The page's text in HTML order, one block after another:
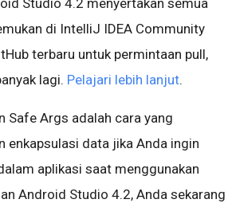
Studio 4.2 menyertakan semua
di IntelliJ IDEA Community
terbaru untuk permintaan pull,
lagi. Pelajari lebih lanjut.
Safe Args adalah cara yang
enkapsulasi data jika Anda ingin
aplikasi saat menggunakan
Android Studio 4.2, Anda sekarang